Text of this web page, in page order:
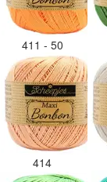
411 - 50
414